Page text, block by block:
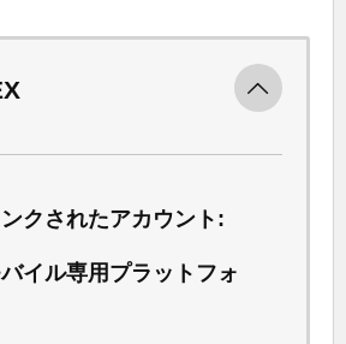
クされたアカウント:
イル専用プラットフォ